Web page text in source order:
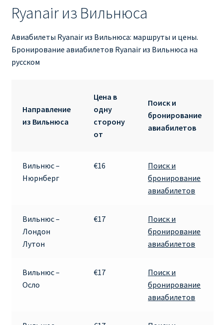
ДЕШЕВЫЕ АВИАБИЛЕТЫ В БУХАРЕСТ
ДЕШЕВЫЕ АВИАБИЛЕТЫ В ВЕНУ
ДЕШЕВЫЕ АВИАБИЛЕТЫ В ЛОНДОН
ДЕШЕВЫЕ АВИАБИЛЕТЫ В МИЛАН
ДЕШЕВЫЕ АВИАБИЛЕТЫ НА КИПР
ИНФОРМАЦИЯ ДЛЯ ПАССАЖИРОВ
ВЫБОР И БРОНИРОВАНИЯ МЕСТ В RYANAIR
ЗАДЕРЖКА, ОТМЕНА, ПЕРЕНОС РЕЙСОВ RYANAIR
ИЗМЕНЕНИЕ БРОНИРОВАНИЯ
Ryanair из Вильнюса
Авиабилеты Ryanair из Вильнюса: маршруты и цены.
Бронирование авиабилетов Ryanair из Вильнюса на
русском
Направление
из Вильнюса
Цена в
одну
сторону
от
Поиск и
бронирование
авиабилетов
Вильнюс –
Нюрнберг
€16
Поиск и
бронирование
авиабилетов
Вильнюс –
Лондон
Лутон
€17
Поиск и
бронирование
авиабилетов
Вильнюс –
Осло
€17
Поиск и
бронирование
авиабилетов